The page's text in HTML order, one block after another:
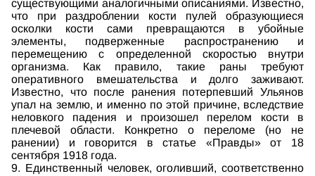
существующими аналогичными описаниями. Известно,
что при раздроблении кости пулей образующиеся
осколки кости сами превращаются в убойные
элементы, подверженные распространению и
перемещению с определенной скоростью внутри
организма. Как правило, такие раны требуют
оперативного вмешательства и долго заживают.
Известно, что после ранения потерпевший Ульянов
упал на землю, и именно по этой причине, вследствие
неловкого падения и произошел перелом кости в
плечевой области. Конкретно о переломе (но не
ранении) и говорится в статье «Правды» от 18
сентября 1918 года.
9. Единственный человек, оголивший, соответственно